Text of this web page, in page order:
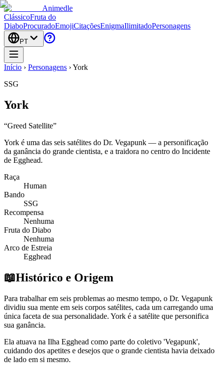
Animedle
ClássicoFruta do
DiaboProcuradoEmojiCitaçõesEnigmaIlimitadoPersonagens
PT
Início › Personagens ›York
SSG
York
“Greed Satellite”
York é uma das seis satélites do Dr. Vegapunk — a personificação
da ganância do grande cientista, e a traidora no centro do Incidente
de Egghead.
Raça
Human
Bando
SSG
Recompensa
Nenhuma
Fruta do Diabo
Nenhuma
Arco de Estreia
Egghead
📖Histórico e Origem
Para trabalhar em seis problemas ao mesmo tempo, o Dr. Vegapunk
dividiu sua mente em seis corpos satélites, cada um carregando uma
única faceta de sua personalidade. York é a satélite que personifica
sua ganância.
Ela atuava na Ilha Egghead como parte do coletivo 'Vegapunk',
cuidando dos apetites e desejos que o grande cientista havia deixado
de lado em si mesmo.